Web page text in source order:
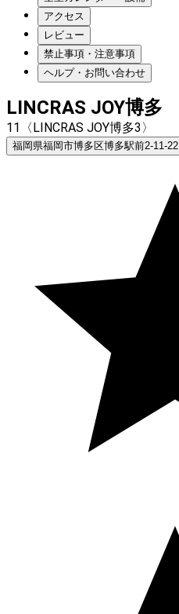
アクセス
レビュー
禁止事項・注意事項
ヘルプ・お問い合わせ
LINCRAS JOY博多
11〈LINCRAS JOY博多3〉
福岡県福岡市博多区博多駅前2-11-22